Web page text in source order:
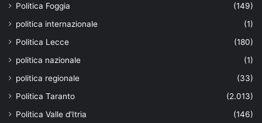
Politica Foggia
(149)
politica internazionale
(1)
Politica Lecce
(180)
politica nazionale
(1)
politica regionale
(33)
Politica Taranto
(2.013)
Politica Valle d'Itria
(146)